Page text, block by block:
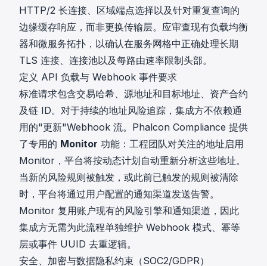
HTTP/2 长连接、区域端点选择以及针对重复查询的
边缘缓存响应，而非更换传输层。应审查现有负载均衡
器和微服务拓扑，以确认在服务网格中正确处理长期
TLS 连接、连接池以及每路由速率限制头部。
定义 API 负载与 Webhook 事件要求
标准请求包含交易哈希、源地址和目标地址、资产合约
及链 ID。对于持续的地址风险追踪，集成方不依赖通
用的"更新"Webhook 流。Phalcon Compliance 提供
了专用的 Monitor 功能：工程团队对关注的地址启用
Monitor，平台将按动态计划自动重新分析这些地址。
当新的风险规则被触发，或此前已触发的规则被清除
时，平台将通过用户配置的通知渠道发送告警。
Monitor 复用账户现有的风险引擎和通知渠道，因此
集成方无需为此流程单独维护 Webhook 模式、幂等
层或事件 UUID 去重逻辑。
安全、加密与数据隐私约束（SOC2/GDPR）